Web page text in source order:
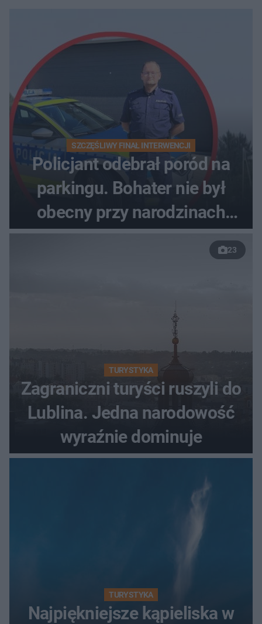
SZCZĘŚLIWY FINAŁ INTERWENCJI
Policjant odebrał poród na
parkingu. Bohater nie był
obecny przy narodzinach
własnych dzieci
23
TURYSTYKA
Zagraniczni turyści ruszyli do
Lublina. Jedna narodowość
wyraźnie dominuje
TURYSTYKA
Najpiękniejsze kąpieliska w